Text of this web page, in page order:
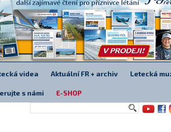
videa Aktuální FR + archiv Letecká
s námi E-SHOP